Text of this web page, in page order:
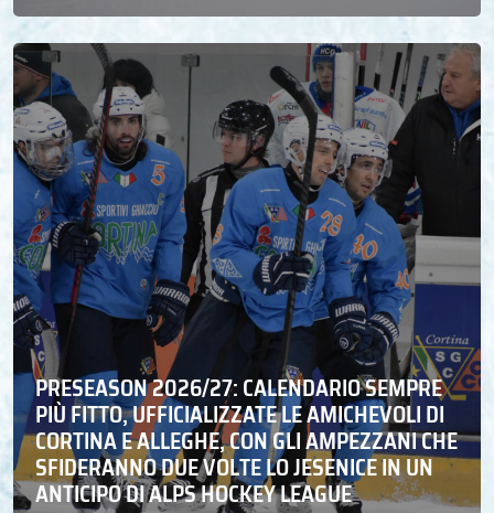
PRESEASON 2026/27: CALENDARIO SEMPRE
PIÙ FITTO, UFFICIALIZZATE LE AMICHEVOLI DI
CORTINA E ALLEGHE, CON GLI AMPEZZANI CHE
SFIDERANNO DUE VOLTE LO JESENICE IN UN
ANTICIPO DI ALPS HOCKEY LEAGUE